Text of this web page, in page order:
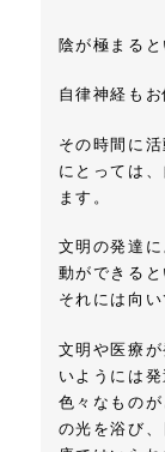
陰が極まる
自律神経も
その時間に
にとっては
ます。
文明の発達
動ができる
それには向い
文明や医療
いようには
色々なもの
の光を浴び